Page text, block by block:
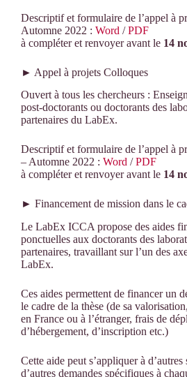
Descriptif et formulaire de l’appel à
Automne 2022 : Word /PDF
à compléter et renvoyer avant le 14
► Appel à projets Colloques
Ouvert à tous les chercheurs :
post-doctorants ou doctorants des
partenaires du LabEx.
Descriptif et formulaire de l’appel à
– Automne 2022 : Word /PDF
à compléter et renvoyer avant le 14
► Financement de mission dans le
Le LabEx ICCA propose des aides
ponctuelles aux doctorants des
partenaires, travaillant sur l’un des
LabEx.
Ces aides permettent de financer un
le cadre de la thèse (de sa
en France ou à l’étranger, frais de
d’hébergement, d’inscription etc.)
Cette aide peut s’appliquer à d’autres
d’autres demandes spécifiques à